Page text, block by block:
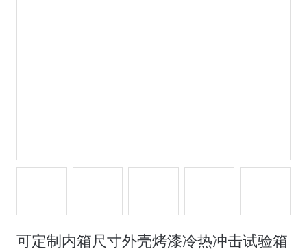
可定制内箱尺寸外壳烤漆冷热冲击试验箱